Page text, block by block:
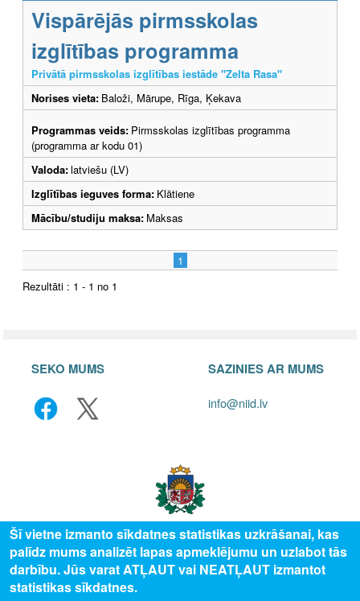
Vispārējās pirmsskolas
izglītības programma
Privātā pirmsskolas izglītības iestāde "Zelta Rasa"
Norises vieta: Baloži, Mārupe, Rīga, Ķekava
Programmas veids: Pirmsskolas izglītības programma
(programma ar kodu 01)
Valoda:latviešu (LV)
Izglītības ieguves forma: Klātiene
Mācību/studiju maksa: Maksas
1
Rezultāti : 1 - 1 no 1
SEKO MUMS SAZINIES AR MUMS
info@niid.lv
© 2025 Valsts izglītības attīstības aģentūra, publicētā satura visas tiesības
Šī vietne izmanto sīkdatnes statistikas uzkrāšanai, kas
palīdz mums analizēt lapas apmeklējumu un uzlabot tās
darbību. Jūs varat ATĻAUT vai NEATĻAUT izmantot
statistikas sīkdatnes.